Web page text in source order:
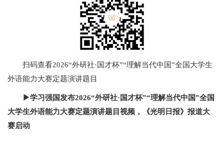
扫码查看2026“外研社·国才杯”“理解当代中国”全国大学生
外语能力大赛定题演讲题目
▶学习强国发布2026“外研社· 国才杯”“理解当代中国”全国
大学生外语能力大赛定题演讲题目视频，《光明日报》报道大
赛启动